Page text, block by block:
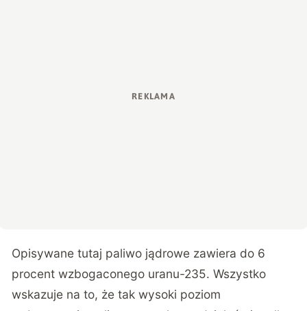
Opisywane tutaj paliwo jądrowe zawiera do 6
procent wzbogaconego uranu-235. Wszystko
wskazuje na to, że tak wysoki poziom